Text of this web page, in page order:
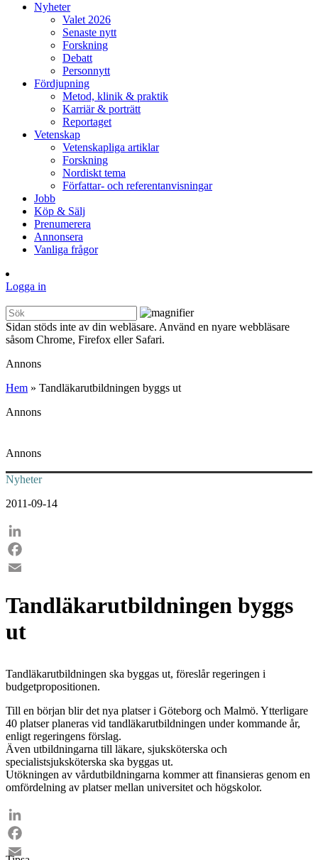
Nyheter
Valet 2026
Senaste nytt
Forskning
Debatt
Personnytt
Fördjupning
Metod, klinik & praktik
Karriär & porträtt
Reportaget
Vetenskap
Vetenskapliga artiklar
Forskning
Nordiskt tema
Författar- och referentanvisningar
Jobb
Köp & Sälj
Prenumerera
Annonsera
Vanliga frågor
Logga in
Sidan stöds inte av din webläsare. Använd en nyare webbläsare
såsom Chrome, Firefox eller Safari.
Annons
Hem » Tandläkarutbildningen byggs ut
Annons
Annons
Nyheter
2011-09-14
LinkedIn
Facebook
Tandläkarutbildningen byggs
ut
Tandläkarutbildningen ska byggas ut, föreslår regeringen i
budgetpropositionen.
Till en början blir det nya platser i Göteborg och Malmö. Ytterligare
40 platser planeras vid tandläkarutbildningen under kommande år,
enligt regeringens förslag.
Även utbildningarna till läkare, sjuksköterska och
specialistsjuksköterska ska byggas ut.
Utökningen av vårdutbildningarna kommer att finansieras genom en
omfördelning av platser mellan universitet och högskolor.
LinkedIn
Facebook